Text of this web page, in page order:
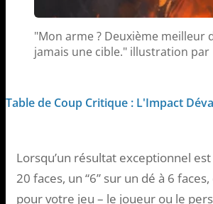
"Mon arme ? Deuxième meilleur
jamais une cible." illustration par
Table de Coup Critique : L'Impact
Lorsqu’un résultat exceptionnel
20 faces, un “6” sur un dé à 6
pour votre jeu – le joueur ou le